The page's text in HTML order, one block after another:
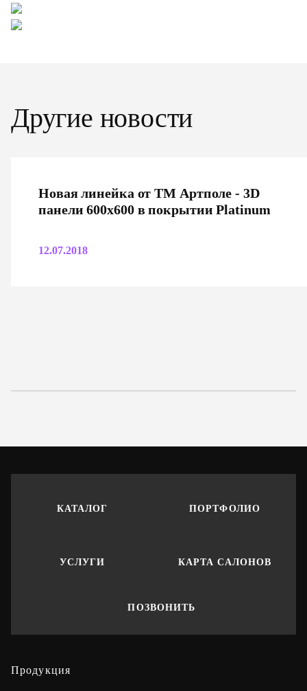
Другие новости
Новая линейка от ТМ Артполе - 3D
панели 600х600 в покрытии Platinum
12.07.2018
КАТАЛОГ ПОРТФОЛИО
УСЛУГИ КАРТА САЛОНОВ
ПОЗВОНИТЬ
Продукция